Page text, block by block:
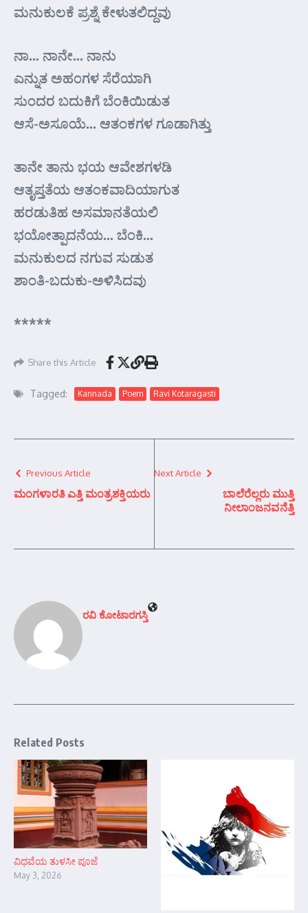
ಮನುಕುಲಕೆ ಪ್ರಶ್ನೆ ಕೇಳುತಲಿದ್ದವು
ನಾ… ನಾನೇ… ನಾನು
ಎನ್ನುತ ಅಹಂಗಳ ಸೆರೆಯಾಗಿ
ಸುಂದರ ಬದುಕಿಗೆ ಬೆಂಕಿಯಿಡುತ
ಆಸೆ-ಅಸೂಯೆ… ಆತಂಕಗಳ ಗೂಡಾಗಿತ್ತು
ತಾನೇ ತಾನು ಭಯ ಆವೇಶಗಳಡಿ
ಆತೃಪ್ತತೆಯ ಆತಂಕವಾದಿಯಾಗುತ
ಹರಡುತಿಹ ಅಸಮಾನತೆಯಲಿ
ಭಯೋತ್ಪಾದನೆಯ… ಬೆಂಕಿ…
ಮನುಕುಲದ ನಗುವ ಸುಡುತ
ಶಾಂತಿ-ಬದುಕು-ಅಳಿಸಿದವು
*****
Share this Article
Tagged: Kannada Poem Ravi Kotaragasti
Previous Article
ಮಂಗಳಾರತಿ ಎತ್ತಿ ಮಂತ್ರಶಕ್ತಿಯರು
Next Article
ಬಾಲೆರೆಲ್ಲರು ಮುತ್ತಿ
ನೀಲಾಂಜನವನೆತ್ತಿ
ರವಿ ಕೋಟಾರಗಸ್ತಿ
Related Posts
ವಿಧವೆಯ ತುಳಸೀ ಪೂಜೆ
May 3, 2026